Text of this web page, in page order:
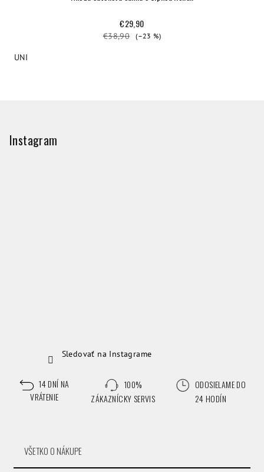
€29,90
€38,90 (–23 %)
UNI
Instagram
Sledovať na Instagrame
14 DNÍ NA
VRÁTENIE
100%
ZÁKAZNÍCKY SERVIS
ODOSIELAME DO
24 HODÍN
VŠETKO O NÁKUPE